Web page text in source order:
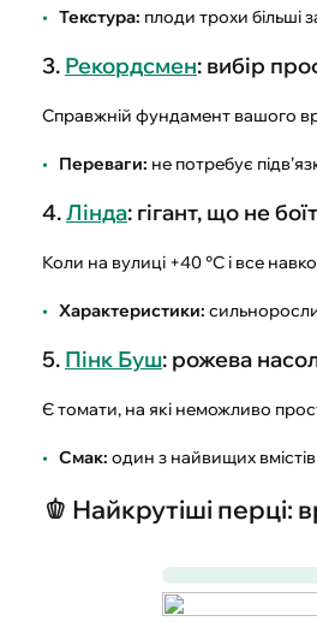
Текстура: плоди трохи більші
3. Рекордсмен: вибір
Справжній фундамент вашого
Переваги: не потребує
4.Лінда: гігант, що не
Коли на вулиці +40 °C і все
Характеристики:
5. Пінк Буш: рожева
Є томати, на які неможливо
Смак: один з найвищих
🫑 Найкрутіші перці: